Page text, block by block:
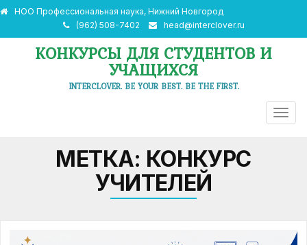
НОО Профессиональная наука, Нижний Новгород
(962) 508-7402
head@interclover.ru
КОНКУРСЫ ДЛЯ СТУДЕНТОВ И
УЧАЩИХСЯ
INTERCLOVER. BE YOUR BEST. BE THE FIRST.
МЕТКА: КОНКУРС
УЧИТЕЛЕЙ